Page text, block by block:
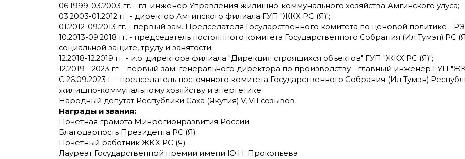
06.1999-03.2003 гг. - гл. инженер Управления жилищно-коммунального хозяйства Амгинского улуса;
03.2003-01.2012 гг. - директор Амгинского филиала ГУП "ЖКХ РС (Я)";
01.2012-09.2013 гг. - первый зам. Председателя Государственного комитета по ценовой политике -
10.2013-09.2018 гг. - председатель постоянного комитета Государственного Собрания (Ил Тумэн)
социальной защите, труду и занятости;
12.2018-12.2019 гг. - и.о. директора филиала "Дирекция строящихся объектов" ГУП "ЖКХ РС (Я)";
12.2019 - 2023 гг. - первый зам. генерального директора по производству - главный инженер ГУП
С 26.09.2023 г. - председатель постоянного комитета Государственного Собрания (Ил Тумэн)
жилищно-коммунальному хозяйству и энергетике.
Народный депутат Республики Саха (Якутия) V, VII созывов
Награды и звания:
Почетная грамота Минрегионразвития России
Благодарность Президента РС (Я)
Почетный работник ЖКХ РС (Я)
Лауреат Государственной премии имени Ю.Н. Прокопьева